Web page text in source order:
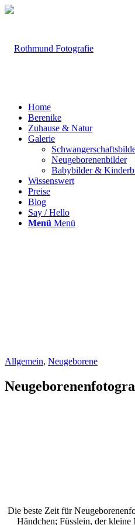
Home
Berenike
Zuhause & Natur
Galerie
Neugeborenenbilder
Babybilder &
Wissenswert
Preise
Blog
Say / Hello
Menü Menü
Allgemein, Neugeborene
Die beste Zeit für
Händchen; Füsslein, der